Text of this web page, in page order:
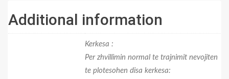
Additional information
Kerkesa :
Per zhvillimin normal te trajnimit nevojiten
te plotesohen disa kerkesa: